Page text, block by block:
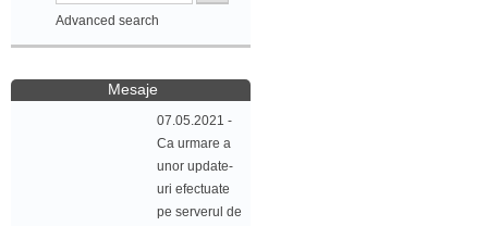
Advanced search
Mesaje
07.05.2021 -
Ca urmare a
unor update-
uri efectuate
pe serverul de